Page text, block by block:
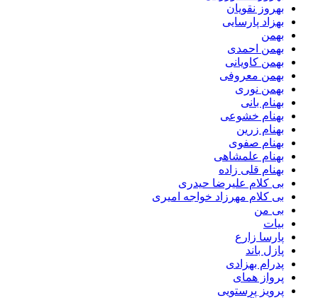
بهروز نقویان
بهزاد پارسایی
بهمن
بهمن احمدی
بهمن کاویانی
بهمن معروفی
بهمن نوری
بهنام بانی
بهنام خشوعی
بهنام زرین
بهنام صفوی
بهنام علمشاهی
بهنام قلی زاده
بی کلام علیرضا حیدری
بی کلام مهرزاد خواجه امیری
بی من
بیات
پارسا زارع
پازل باند
پدرام بهزادی
پرواز همای
پرویز پرستویی